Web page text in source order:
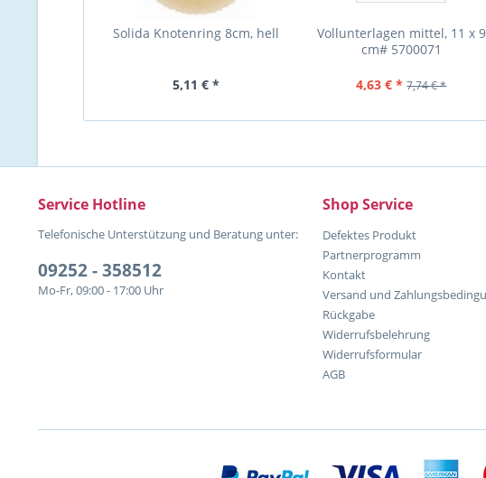
Solida Knotenring 8cm, hell
5,11 € *
Vollunterlagen mittel, 11 x 9
cm# 5700071
4,63 € * 7,74 € *
Service Hotline
Telefonische Unterstützung und Beratung unter:
09252 - 358512
Mo-Fr, 09:00 - 17:00 Uhr
Shop Service
Defektes Produkt
Partnerprogramm
Kontakt
Versand und
Rückgabe
Widerrufsbelehrung
Widerrufsformular
AGB